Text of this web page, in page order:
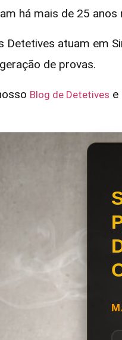
há mais de 25 anos
Detetives atuam em
de provas.
Blog de Detetives e